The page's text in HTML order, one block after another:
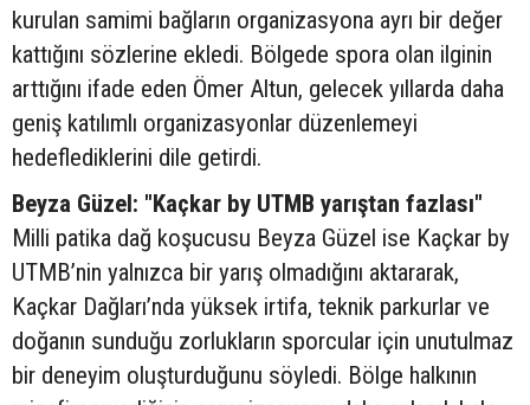
kurulan samimi bağların organizasyona ayrı bir değer
kattığını sözlerine ekledi. Bölgede spora olan ilginin
arttığını ifade eden Ömer Altun, gelecek yıllarda daha
geniş katılımlı organizasyonlar düzenlemeyi
hedeflediklerini dile getirdi.
Beyza Güzel: "Kaçkar by UTMB yarıştan fazlası"
Milli patika dağ koşucusu Beyza Güzel ise Kaçkar by
UTMB’nin yalnızca bir yarış olmadığını aktararak,
Kaçkar Dağları’nda yüksek irtifa, teknik parkurlar ve
doğanın sunduğu zorlukların sporcular için unutulmaz
bir deneyim oluşturduğunu söyledi. Bölge halkının